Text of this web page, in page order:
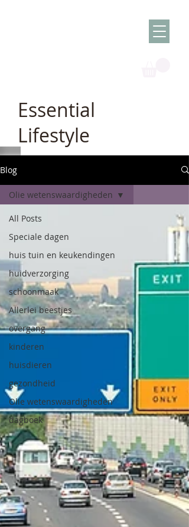
Essential
Lifestyle
Blog
All Posts
Speciale dagen
huis tuin en keukendingen
huidverzorging
schoonmaak
Allerlei beestjes
overgang
kinderen
huisdieren
gezondheid
Olie wetenswaardigheden
dagboek
Olie wetenswaardigheden